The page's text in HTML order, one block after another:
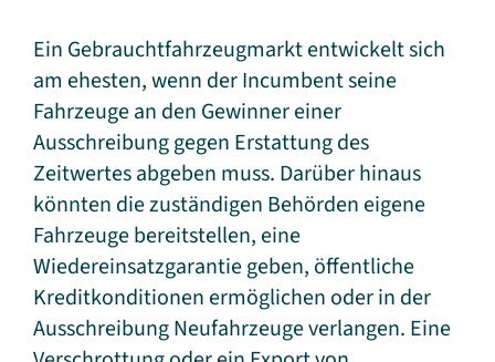
Ein Gebrauchtfahrzeugmarkt entwickelt sich
am ehesten, wenn der Incumbent seine
Fahrzeuge an den Gewinner einer
Ausschreibung gegen Erstattung des
Zeitwertes abgeben muss. Darüber hinaus
könnten die zuständigen Behörden eigene
Fahrzeuge bereitstellen, eine
Wiedereinsatzgarantie geben, öffentliche
Kreditkonditionen ermöglichen oder in der
Ausschreibung Neufahrzeuge verlangen. Eine